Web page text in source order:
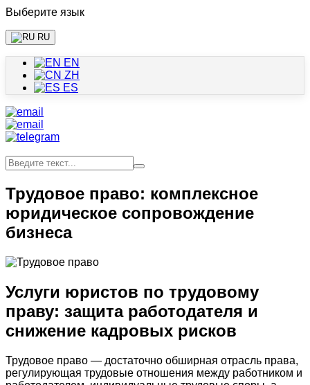
Выберите язык
RU
EN
ZH
ES
Трудовое право: комплексное
юридическое сопровождение
бизнеса
Услуги юристов по трудовому
праву: защита работодателя и
снижение кадровых рисков
Трудовое право — достаточно обширная отрасль права,
регулирующая трудовые отношения между работником и